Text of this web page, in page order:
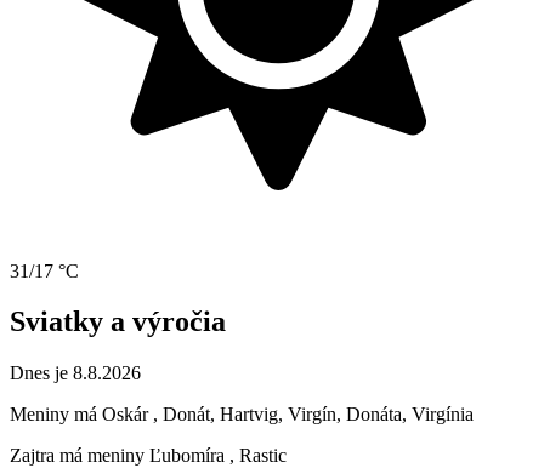
31/17 °C
Sviatky a výročia
Dnes je 8.8.2026
Meniny má Oskár , Donát, Hartvig, Virgín, Donáta, Virgínia
Zajtra má meniny Ľubomíra , Rastic